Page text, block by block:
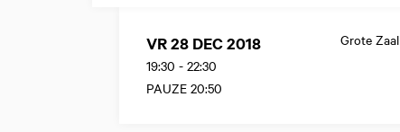
VR 28 DEC 2018
19:30 - 22:30
PAUZE 20:50
Grote Zaal